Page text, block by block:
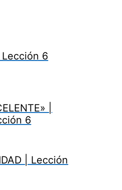
Lección 6
|
6
| Lección